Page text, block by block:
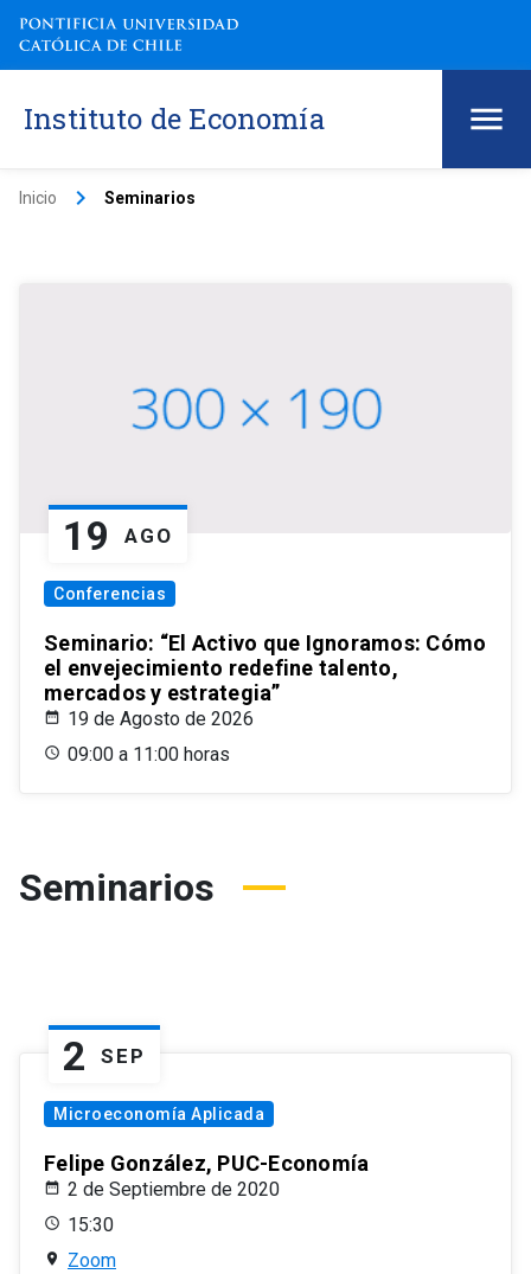
Instituto de Economía
Inicio keyboard_arrow_right Seminarios
19 AGO
Conferencias
Seminario: “El Activo que Ignoramos: Cómo
el envejecimiento redefine talento,
mercados y estrategia”
19 de Agosto de 2026
09:00 a 11:00 horas
Seminarios
2 SEP
Microeconomía Aplicada
Felipe González, PUC-Economía
2 de Septiembre de 2020
15:30
Zoom